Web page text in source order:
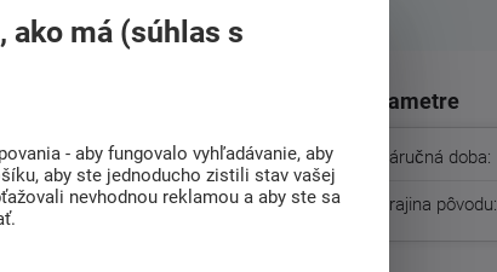
tovar (6)
nosidlá
pri voľbe
veselým motívom
Parametre
Záručná doba:
Krajina pôvodu:
ako má (súhlas s
- aby fungovalo vyhľadávanie, aby
aby ste jednoducho zistili stav vašej
nevhodnou reklamou a aby ste sa